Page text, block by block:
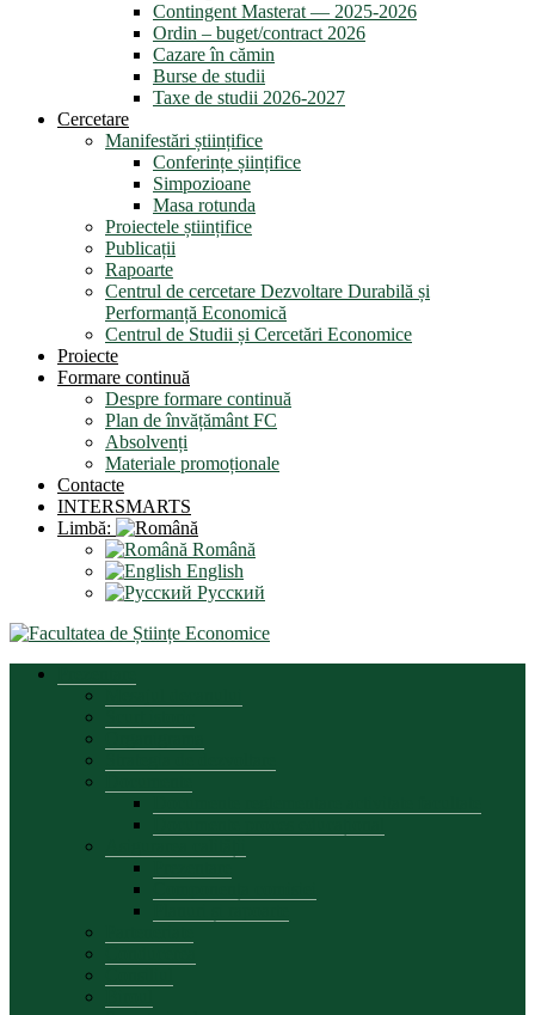
Contingent Masterat — 2025-2026
Ordin – buget/contract 2026
Cazare în cămin
Burse de studii
Taxe de studii 2026-2027
Cercetare
Manifestări științifice
Conferințe șiințifice
Simpozioane
Masa rotunda
Proiectele științifice
Publicații
Rapoarte
Centrul de cercetare Dezvoltare Durabilă și
Performanță Economică
Centrul de Studii și Cercetări Economice
Proiecte
Formare continuă
Despre formare continuă
Plan de învățământ FC
Absolvenți
Materiale promoționale
Contacte
INTERSMARTS
Limbă:
Română
English
Русский